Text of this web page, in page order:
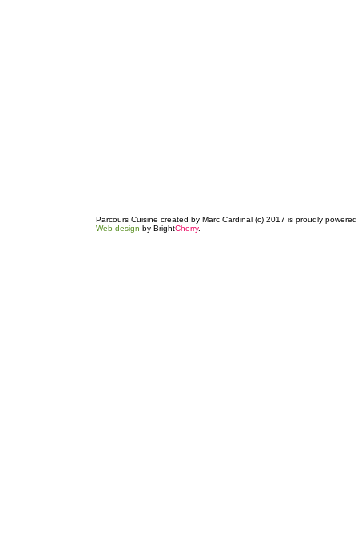
Parcours Cuisine created by Marc Cardinal (c) 2017 is proudly
Web design by BrightCherry.